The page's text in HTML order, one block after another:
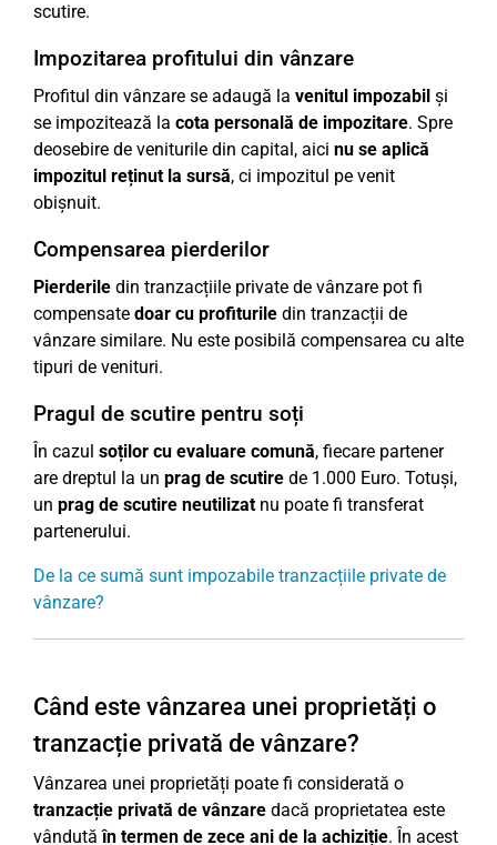
scutire.
Impozitarea profitului din vânzare
Profitul din vânzare se adaugă la venitul impozabil și
se impozitează la cota personală de impozitare. Spre
deosebire de veniturile din capital, aici nu se aplică
impozitul reținut la sursă, ci impozitul pe venit
obișnuit.
Compensarea pierderilor
Pierderile din tranzacțiile private de vânzare pot fi
compensate doar cu profiturile din tranzacții de
vânzare similare. Nu este posibilă compensarea cu alte
tipuri de venituri.
Pragul de scutire pentru soți
În cazul soților cu evaluare comună, fiecare partener
are dreptul la un prag de scutire de 1.000 Euro. Totuși,
un prag de scutire neutilizatnu poate fi transferat
partenerului.
De la ce sumă sunt impozabile tranzacțiile private de
vânzare?
Când este vânzarea unei proprietăți o
tranzacție privată de vânzare?
Vânzarea unei proprietăți poate fi considerată o
tranzacție privată de vânzare dacă proprietatea este
vândutăîn termen de zece ani de la achiziție. În acest